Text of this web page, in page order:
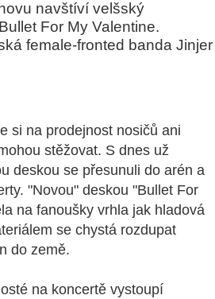
navštíví velšský
For My Valentine.
female-fronted banda Jinjer
si na prodejnost nosičů ani
stěžovat. S dnes už
deskou se přesunuli do arén a
"Novou" deskou "Bullet For
na fanoušky vrhla jak hladová
se chystá rozdupat
do země.
na koncertě vystoupí